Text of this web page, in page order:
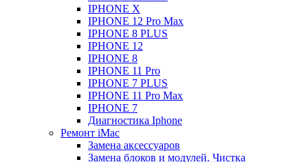
IPHONE X
IPHONE 12 Pro Max
IPHONE 8 PLUS
IPHONE 12
IPHONE 8
IPHONE 11 Pro
IPHONE 7 PLUS
IPHONE 11 Pro Max
IPHONE 7
Диагностика Iphone
Ремонт iMac
Замена аксессуаров
Замена блоков и модулей. Чистка